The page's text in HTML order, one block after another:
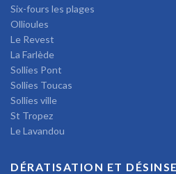
Six-fours les plages
Ollioules
Le Revest
La Farlède
Sollies Pont
Sollies Toucas
Sollies ville
St Tropez
Le Lavandou
DÉRATISATION ET